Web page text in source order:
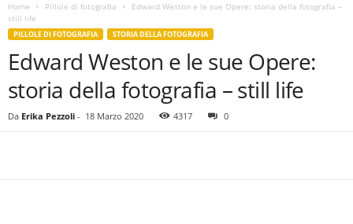
Home Pillole di fotografia
Edward Weston e le sue Opere: storia della fotografia –
still life
PILLOLE DI FOTOGRAFIA STORIA DELLA FOTOGRAFIA
Edward Weston e le sue Opere:
storia della fotografia – still life
Da Erika Pezzoli - 18 Marzo 2020 4317 0